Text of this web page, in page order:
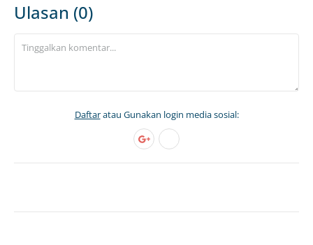
Ulasan (0)
Daftaratau Gunakan login media sosial: